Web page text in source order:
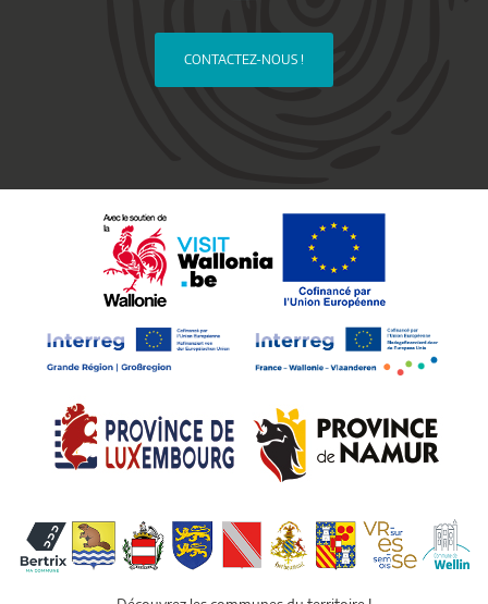
CONTACTEZ-NOUS !